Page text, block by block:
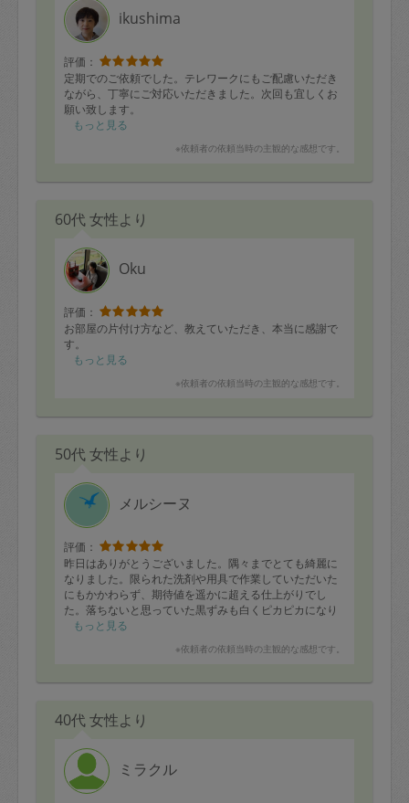
ikushima
評価：
定期でのご依頼でした。テレワークにもご配慮いただき
ながら、丁寧にご対応いただきました。次回も宜しくお
願い致します。
もっと見る
※依頼者の依頼当時の主観的な感想です。
60代 女性より
Oku
評価：
お部屋の片付け方など、教えていただき、本当に感謝で
す。
もっと見る
※依頼者の依頼当時の主観的な感想です。
50代 女性より
メルシーヌ
評価：
昨日はありがとうございました。隅々までとても綺麗に
なりました。限られた洗剤や用具で作業していただいた
にもかかわらず、期待値を遥かに超える仕上がりでし
た。落ちないと思っていた黒ずみも白くピカピカになり
ました。
です。またお願いしたいです。
もっと見る
※依頼者の依頼当時の主観的な感想です。
40代 女性より
ミラクル